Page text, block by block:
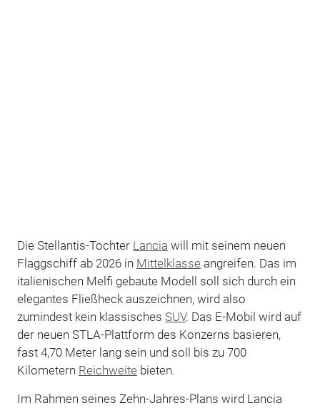
Die Stellantis-Tochter Lancia will mit seinem neuen
Flaggschiff ab 2026 in Mittelklasse angreifen. Das im
italienischen Melfi gebaute Modell soll sich durch ein
elegantes Fließheck auszeichnen, wird also
zumindest kein klassisches SUV. Das E-Mobil wird auf
der neuen STLA-Plattform des Konzerns basieren,
fast 4,70 Meter lang sein und soll bis zu 700
Kilometern Reichweite bieten.
Im Rahmen seines Zehn-Jahres-Plans wird Lancia